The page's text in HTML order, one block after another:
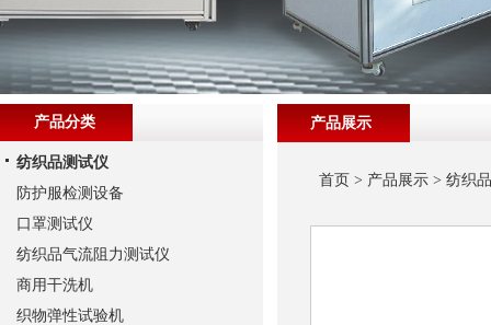
产品展示
首页 > 产品展示> 纺织
产品分类
纺织品测试仪
防护服检测设备
口罩测试仪
纺织品气流阻力测试仪
商用干洗机
织物弹性试验机